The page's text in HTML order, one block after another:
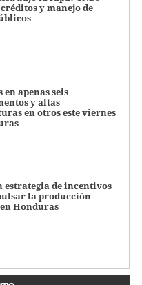
y manejo de
apenas seis
y altas
en otros este viernes
estrategia de incentivos
la producción
Honduras